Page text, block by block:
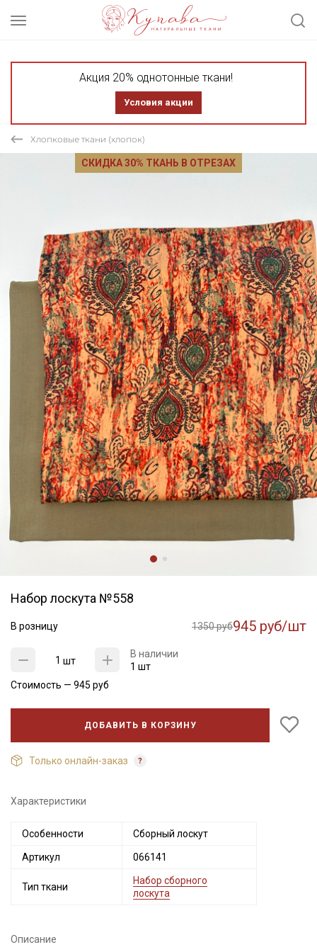
Акция 20% однотонные ткани!
Условия акции
Хлопковые ткани (хлопок)
СКИДКА 30% ТКАНЬ В ОТРЕЗАХ
Набор лоскута №558
В розницу 1350 руб945 руб/шт
шт
В наличии
1 шт
Стоимость — 945 руб
ДОБАВИТЬ В КОРЗИНУ
Только онлайн-заказ
Характеристики
Особенности Сборный лоскут
Артикул 066141
Тип ткани
Набор сборного
лоскута
Описание
промокоды и скидки до 30% на узкие
категории тканей